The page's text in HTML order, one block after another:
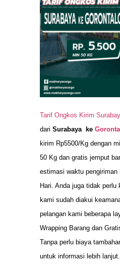
Tarif Ongkos Kirim
dari Surabaya ke
kirim Rp5500/Kg dengan
50 Kg dan gratis jemput
estimasi waktu pengiriman
Hari. Anda juga tidak perlu
kami sudah diakui
pelangan kami beberapa
Wrapping Barang dan
Tanpa perlu biaya
untuk informasi lebih lanjut.